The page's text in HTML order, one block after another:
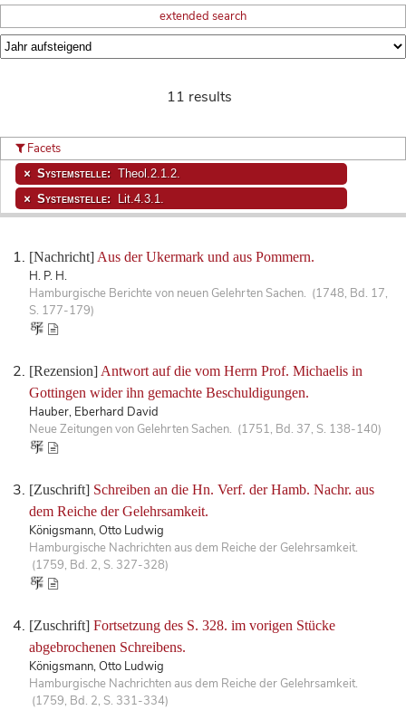
extended search
11 results
[Nachricht] Aus der Ukermark und aus Pommern.
H. P. H.
Hamburgische Berichte von neuen Gelehrten Sachen. (1748, Bd. 17,
S. 177-179)
[Rezension] Antwort auf die vom Herrn Prof. Michaelis in
Gottingen wider ihn gemachte Beschuldigungen.
Hauber, Eberhard David
Neue Zeitungen von Gelehrten Sachen. (1751, Bd. 37, S. 138-140)
[Zuschrift] Schreiben an die Hn. Verf. der Hamb. Nachr. aus
dem Reiche der Gelehrsamkeit.
Königsmann, Otto Ludwig
Hamburgische Nachrichten aus dem Reiche der Gelehrsamkeit.
(1759, Bd. 2, S. 327-328)
[Zuschrift] Fortsetzung des S. 328. im vorigen Stücke
abgebrochenen Schreibens.
Königsmann, Otto Ludwig
Hamburgische Nachrichten aus dem Reiche der Gelehrsamkeit.
(1759, Bd. 2, S. 331-334)
Facets
Systemstelle: Theol.2.1.2.
Systemstelle: Lit.4.3.1.